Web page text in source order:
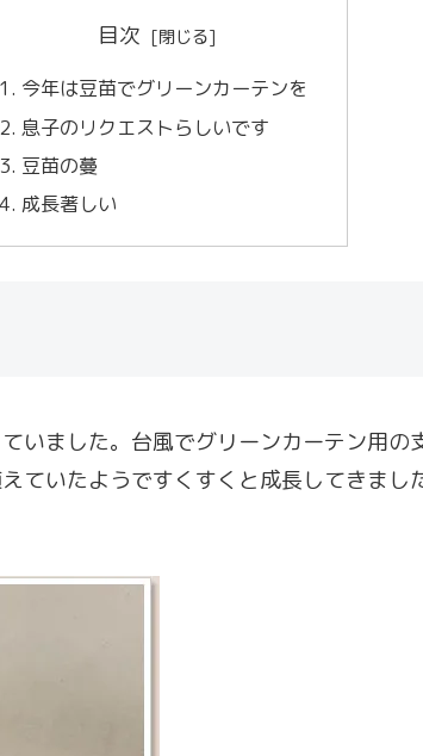
目次
今年は豆苗でグリーンカーテンを
息子のリクエストらしいです
豆苗の蔓
成長著しい
いました。台風でグリーンカーテン用
ていたようですくすくと成長してきま